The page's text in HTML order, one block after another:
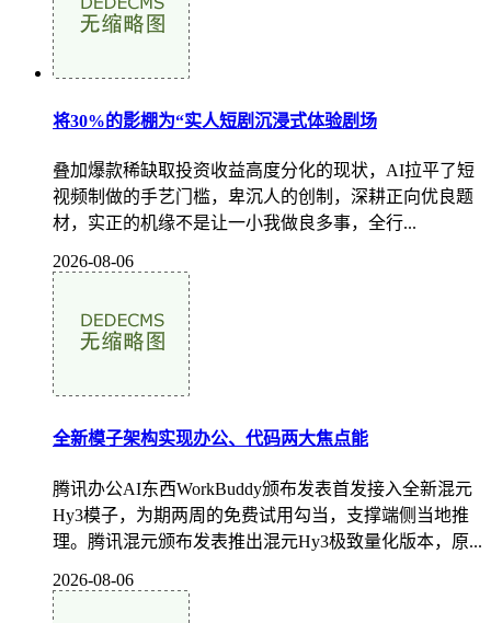
将30%的影棚为“实人短剧沉浸式体验剧场
叠加爆款稀缺取投资收益高度分化的现状，AI拉平了短
视频制做的手艺门槛，卑沉人的创制，深耕正向优良题
材，实正的机缘不是让一小我做良多事，全行...
2026-08-06
全新模子架构实现办公、代码两大焦点能
腾讯办公AI东西WorkBuddy颁布发表首发接入全新混元
Hy3模子，为期两周的免费试用勾当，支撑端侧当地推
理。腾讯混元颁布发表推出混元Hy3极致量化版本，原...
2026-08-06